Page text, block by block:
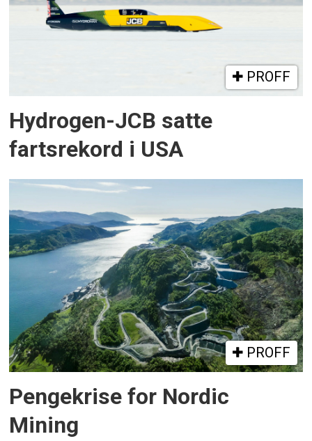
PROFF
Hydrogen-JCB satte
fartsrekord i USA
PROFF
Pengekrise for Nordic
Mining